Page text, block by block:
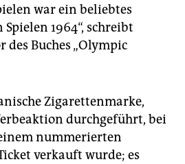
war ein beliebtes
1964“, schreibt
des Buches „Olympic
Zigarettenmarke,
durchgeführt, bei
nummerierten
verkauft wurde; es